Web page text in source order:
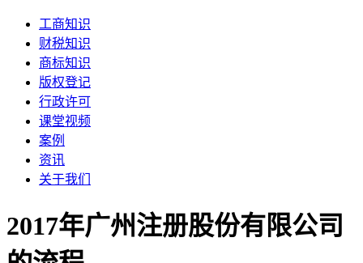
工商知识
财税知识
商标知识
版权登记
行政许可
课堂视频
案例
资讯
关于我们
2017年广州注册股份有限公司